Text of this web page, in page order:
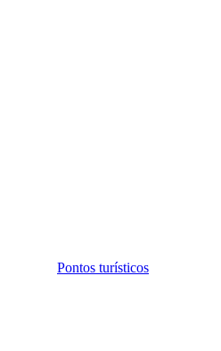
Pontos turísticos